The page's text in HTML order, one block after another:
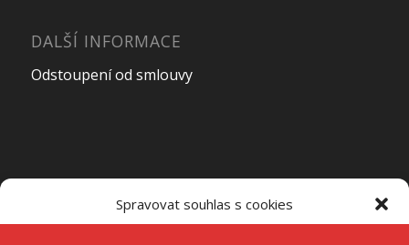
Spravovat souhlas s cookies
DALŠÍ INFORMACE
Odstoupení od smlouvy
Pondělí – Pátek7:00 – 15:00